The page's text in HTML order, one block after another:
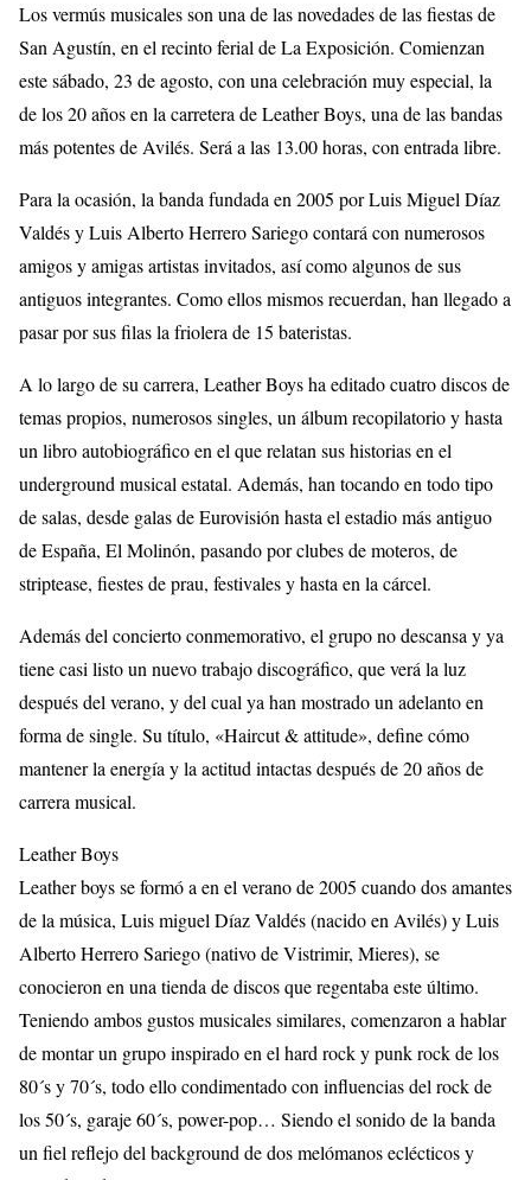
Los vermús musicales son una de las novedades de las fiestas de
San Agustín, en el recinto ferial de La Exposición. Comienzan
este sábado, 23 de agosto, con una celebración muy especial, la
de los 20 años en la carretera de Leather Boys, una de las bandas
más potentes de Avilés. Será a las 13.00 horas, con entrada libre.
Para la ocasión, la banda fundada en 2005 por Luis Miguel Díaz
Valdés y Luis Alberto Herrero Sariego contará con numerosos
amigos y amigas artistas invitados, así como algunos de sus
antiguos integrantes. Como ellos mismos recuerdan, han llegado a
pasar por sus filas la friolera de 15 bateristas.
A lo largo de su carrera, Leather Boys ha editado cuatro discos de
temas propios, numerosos singles, un álbum recopilatorio y hasta
un libro autobiográfico en el que relatan sus historias en el
underground musical estatal. Además, han tocando en todo tipo
de salas, desde galas de Eurovisión hasta el estadio más antiguo
de España, El Molinón, pasando por clubes de moteros, de
striptease, fiestes de prau, festivales y hasta en la cárcel.
Además del concierto conmemorativo, el grupo no descansa y ya
tiene casi listo un nuevo trabajo discográfico, que verá la luz
después del verano, y del cual ya han mostrado un adelanto en
forma de single. Su título, «Haircut & attitude», define cómo
mantener la energía y la actitud intactas después de 20 años de
carrera musical.
Leather Boys
Leather boys se formó a en el verano de 2005 cuando dos amantes
de la música, Luis miguel Díaz Valdés (nacido en Avilés) y Luis
Alberto Herrero Sariego (nativo de Vistrimir, Mieres), se
conocieron en una tienda de discos que regentaba este último.
Teniendo ambos gustos musicales similares, comenzaron a hablar
de montar un grupo inspirado en el hard rock y punk rock de los
80´s y 70´s, todo ello condimentado con influencias del rock de
los 50´s, garaje 60´s, power-pop… Siendo el sonido de la banda
un fiel reflejo del background de dos melómanos eclécticos y